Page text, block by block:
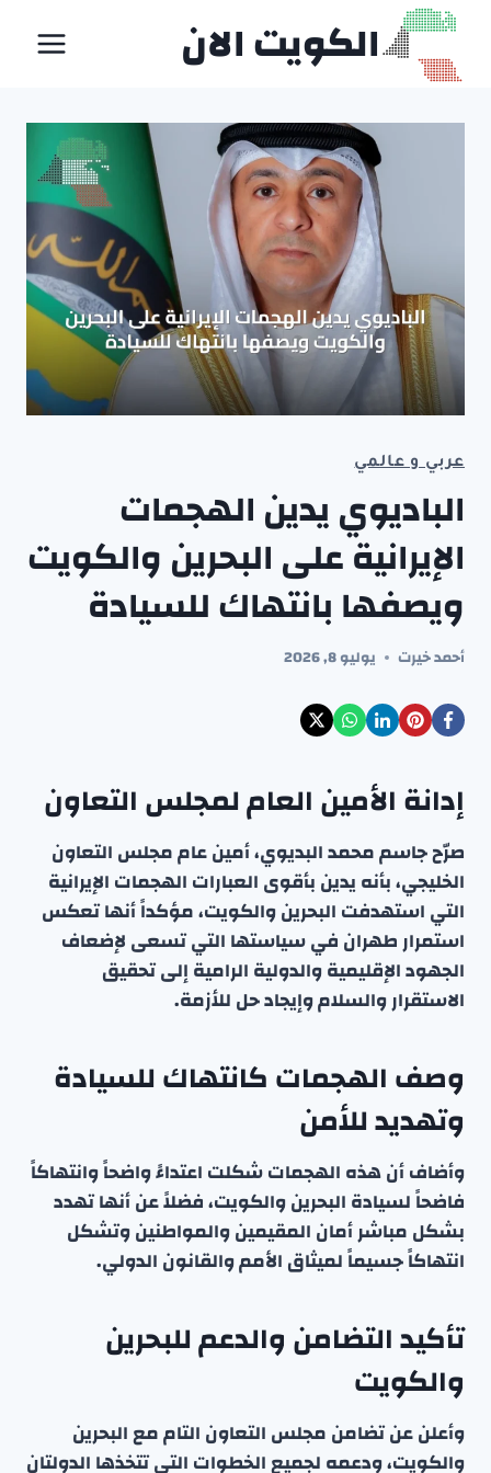
التجاوز
المحتوى
الكويت الان
عربي و عالمي
الباديوي يدين الهجمات
الإيرانية على البحرين والكويت
ويصفها بانتهاك للسيادة
أحمد خيرت يوليو 8, 2026
إدانة الأمين العام لمجلس التعاون
صرّح جاسم محمد البديوي، أمين عام مجلس التعاون
الخليجي، بأنه يدين بأقوى العبارات الهجمات الإيرانية
التي استهدفت البحرين والكويت، مؤكداً أنها تعكس
استمرار طهران في سياستها التي تسعى لإضعاف
الجهود الإقليمية والدولية الرامية إلى تحقيق
الاستقرار والسلام وإيجاد حل للأزمة.
وصف الهجمات كانتهاك للسيادة
وتهديد للأمن
وأضاف أن هذه الهجمات شكلت اعتداءً واضحاً وانتهاكاً
فاضحاً لسيادة البحرين والكويت، فضلاً عن أنها تهدد
بشكل مباشر أمان المقيمين والمواطنين وتشكل
انتهاكاً جسيماً لميثاق الأمم والقانون الدولي.
تأكيد التضامن والدعم للبحرين
والكويت
وأعلن عن تضامن مجلس التعاون التام مع البحرين
والكويت، ودعمه لجميع الخطوات التي تتخذها الدولتان